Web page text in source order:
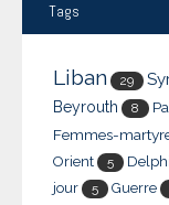
Tags
Liban 29
Beyrouth 8
Femmes-
Orient
5
jour
5 Guerre